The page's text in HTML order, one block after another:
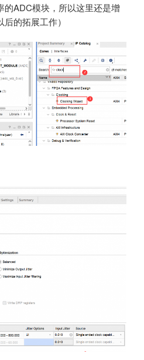
的ADC模块，所以这里还是增
的拓展工作）